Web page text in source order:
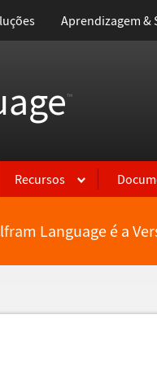
Aprendizagem &
™
Recursos
Language é a